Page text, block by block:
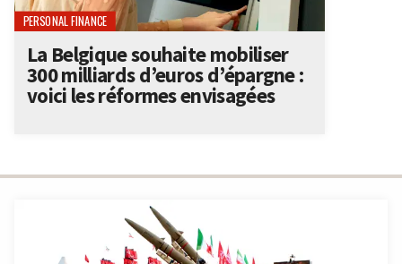
PERSONAL FINANCE
La Belgique souhaite mobiliser
300 milliards d’euros d’épargne :
voici les réformes envisagées